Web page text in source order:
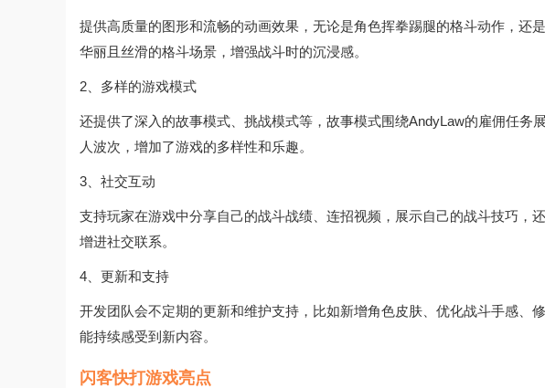
提供高质量的图形和流畅的动画效果，无论是角色挥拳踢腿的格斗动作，还
华丽且丝滑的格斗场景，增强战斗时的沉浸感。
2、多样的游戏模式
还提供了深入的故事模式、挑战模式等，故事模式围绕AndyLaw的雇佣任务
人波次，增加了游戏的多样性和乐趣。
3、社交互动
支持玩家在游戏中分享自己的战斗战绩、连招视频，展示自己的战斗技巧，
增进社交联系。
4、更新和支持
开发团队会不定期的更新和维护支持，比如新增角色皮肤、优化战斗手感、
能持续感受到新内容。
闪客快打游戏亮点